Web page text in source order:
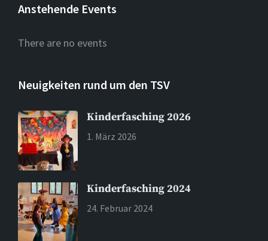
Anstehende Events
There are no events
Neuigkeiten rund um den TSV
Kinderfasching 2026
1. März 2026
Kinderfasching 2024
24. Februar 2024